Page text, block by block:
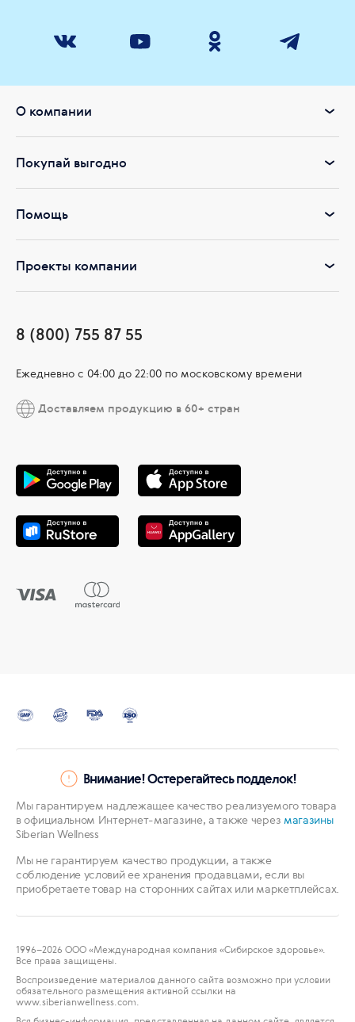
О компании
Покупай выгодно
Помощь
Проекты компании
8 (800) 755 87 55
Ежедневно c 04:00 до 22:00 по московскому времени
Доставляем продукцию в 60+ стран
Внимание! Остерегайтесь подделок!
Мы гарантируем надлежащее качество реализуемого товара
в официальном Интернет-магазине, а также через магазины
Siberian Wellness
Мы не гарантируем качество продукции, а также
соблюдение условий ее хранения продавцами, если вы
приобретаете товар на сторонних сайтах или маркетплейсах.
1996–2026 ООО «Международная компания «Сибирское здоровье».
Все права защищены.
Воспроизведение материалов данного сайта возможно при условии
обязательного размещения активной ссылки на
www.siberianwellness.com.